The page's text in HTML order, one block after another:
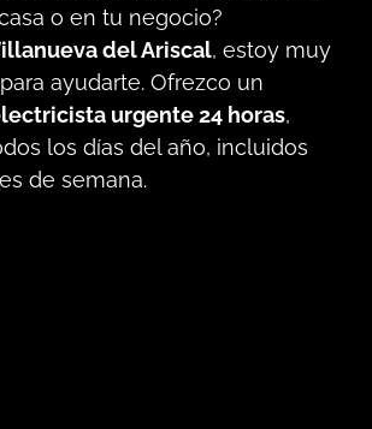
o en tu negocio?
del Ariscal, estoy muy
ayudarte. Ofrezco un
urgente 24 horas,
los días del año, incluidos
de semana.